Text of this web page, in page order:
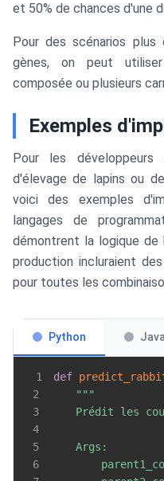
et 50% de chances d'une
Pour des scénarios plus
gènes, on peut
composée ou plusieurs
Exemples
Pour les développeurs
d'élevage de lapins ou
voici des exemples
langages de
démontrent la logique
production incluraient
pour toutes les
Python
1 def
2
3
4
5
6